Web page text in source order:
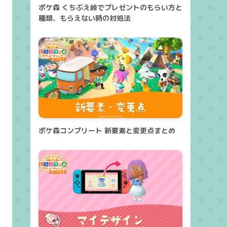
ポケ森 くちぶえ峠でプレゼントのもらい方と
種類、もらえない時の対処法
ポケ森コンプリート 新要素と変更点まとめ